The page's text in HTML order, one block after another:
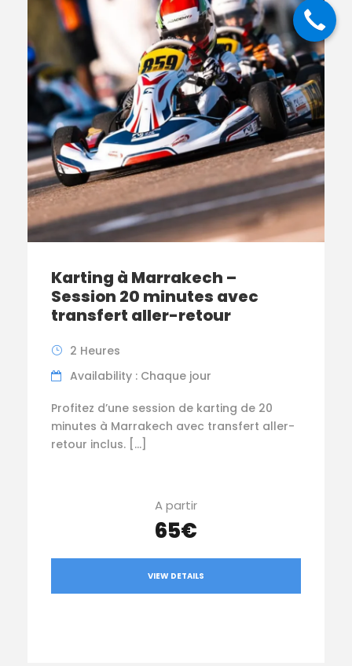
Karting à Marrakech –
Session 20 minutes avec
transfert aller-retour
2 Heures
Availability : Chaque jour
Profitez d’une session de karting de 20
minutes à Marrakech avec transfert aller-
retour inclus. […]
A partir
65€
VIEW DETAILS